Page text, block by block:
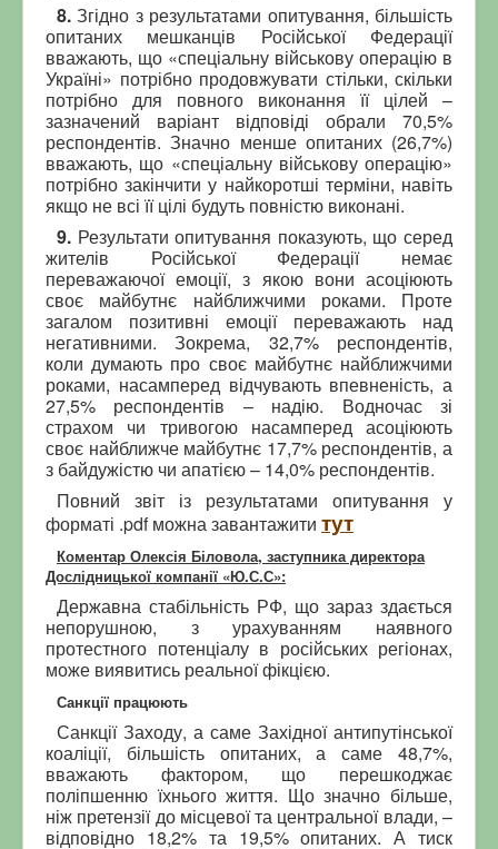
8.Згідно з результатами опитування, більшість
опитаних мешканців Російської Федерації
вважають, що «спеціальну військову операцію в
Україні» потрібно продовжувати стільки, скільки
потрібно для повного виконання її цілей –
зазначений варіант відповіді обрали 70,5%
респондентів. Значно менше опитаних (26,7%)
вважають, що «спеціальну військову операцію»
потрібно закінчити у найкоротші терміни, навіть
якщо не всі її цілі будуть повністю виконані.
9. Результати опитування показують, що серед
жителів Російської Федерації немає
переважаючої емоції, з якою вони асоціюють
своє майбутнє найближчими роками. Проте
загалом позитивні емоції переважають над
негативними. Зокрема, 32,7% респондентів,
коли думають про своє майбутнє найближчими
роками, насамперед відчувають впевненість, а
27,5% респондентів – надію. Водночас зі
страхом чи тривогою насамперед асоціюють
своє найближче майбутнє 17,7% респондентів, а
з байдужістю чи апатією – 14,0% респондентів.
Повний звіт із результатами опитування у
форматі .pdf можназавантажити тут
Коментар Олексія Біловола, заступника директора
Дослідницької компанії «Ю.С.С»:
Державна стабільність РФ, що зараз здається
непорушною, з урахуванням наявного
протестного потенціалу в російських регіонах,
може виявитись реальної фікцією.
Санкції працюють
Санкції Заходу, а саме Західної антипутінської
коаліції, більшість опитаних, а саме 48,7%,
вважають фактором, що перешкоджає
поліпшенню їхнього життя. Що значно більше,
ніж претензії до місцевої та центральної влади, –
відповідно 18,2% та 19,5% опитаних. А тиск